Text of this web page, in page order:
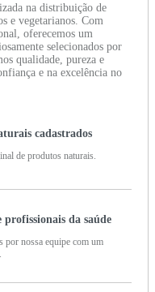
na distribuição de
e vegetarianos. Com
oferecemos um
selecionados por
qualidade, pureza e
e na excelência no
cadastrados
de produtos naturais.
profissionais da saúde
por nossa equipe com um